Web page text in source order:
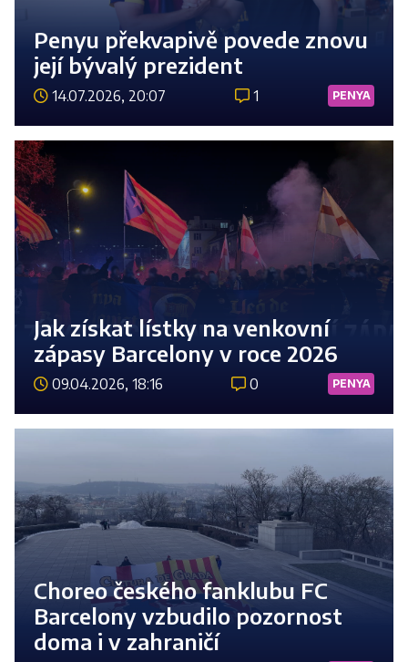
Penyu překvapivě povede znovu
její bývalý prezident
14.07.2026, 20:07 1 PENYA
Jak získat lístky na venkovní
zápasy Barcelony v roce 2026
09.04.2026, 18:16 0 PENYA
Choreo českého fanklubu FC
Barcelony vzbudilo pozornost
doma i v zahraničí